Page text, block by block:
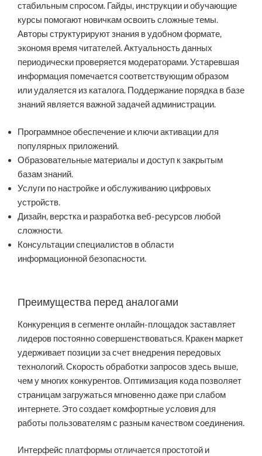
стабильным спросом. Гайды, инструкции и обучающие
курсы помогают новичкам освоить сложные темы.
Авторы структурируют знания в удобном формате,
экономя время читателей. Актуальность данных
периодически проверяется модераторами. Устаревшая
информация помечается соответствующим образом
или удаляется из каталога. Поддержание порядка в базе
знаний является важной задачей администрации.
Программное обеспечение и ключи активации для
популярных приложений.
Образовательные материалы и доступ к закрытым
базам знаний.
Услуги по настройке и обслуживанию цифровых
устройств.
Дизайн, верстка и разработка веб-ресурсов любой
сложности.
Консультации специалистов в области
информационной безопасности.
Преимущества перед аналогами
Конкуренция в сегменте онлайн-площадок заставляет
лидеров постоянно совершенствоваться. Кракен маркет
удерживает позиции за счет внедрения передовых
технологий. Скорость обработки запросов здесь выше,
чем у многих конкурентов. Оптимизация кода позволяет
страницам загружаться мгновенно даже при слабом
интернете. Это создает комфортные условия для
работы пользователям с разным качеством соединения.
Интерфейс платформы отличается простотой и